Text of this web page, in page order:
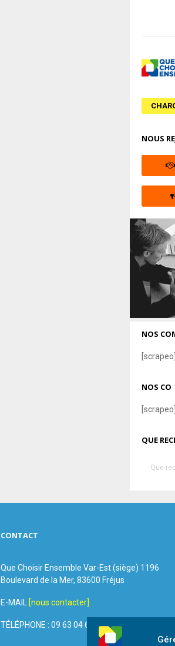
NOUS
NOS
[scrapeo]
NOS CO
[scrapeo]
QUE
:
CONTACT
Que Choisir Ensemble Var-Est (siège) 1196
Boulevard de la Mer, 83600 Fréjus
E-MAIL [nous contacter]
TÉLÉPHONE : 09 63 04 60 44